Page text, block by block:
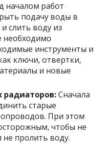
началом работ
подачу воды в
слить воду из
необходимо
инструменты и
ключи, отвертки,
и новые
Сначала
старые
При этом
чтобы не
пролить воду.